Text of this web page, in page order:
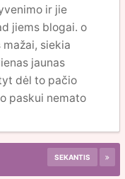
ir jie
jiems blogai. o
siekia
jaunas
dėl to pačio
paskui nemato
SEKANTIS